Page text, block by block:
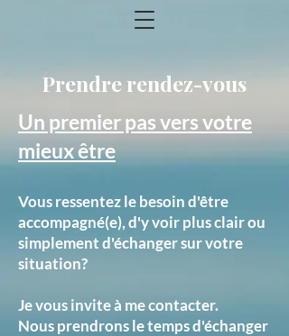
Prendre rendez-vous
Un premier pas vers votre
mieux être
Vous ressentez le besoin d'être
accompagné(e), d'y voir plus clair ou
simplement d'échanger sur votre
situation?
Je vous invite à me contacter.
Nous prendrons le temps d'échanger